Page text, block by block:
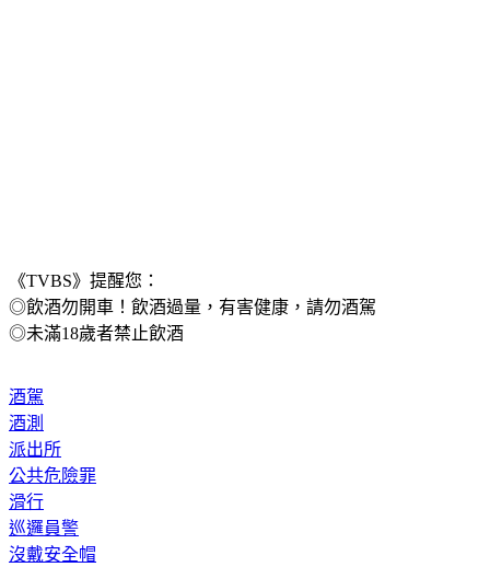
《TVBS》提醒您：
◎飲酒勿開車！飲酒過量，有害健康，請勿酒駕
◎未滿18歲者禁止飲酒
酒駕
酒測
派出所
公共危險罪
滑行
巡邏員警
沒戴安全帽